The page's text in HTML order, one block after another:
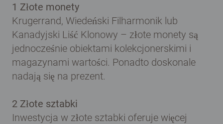
1 Złote monety
Krugerrand, Wiedeński Filharmonik lub
Kanadyjski Liść Klonowy – złote monety są
jednocześnie obiektami kolekcjonerskimi i
magazynami wartości. Ponadto doskonale
nadają się na prezent.
2 Złote sztabki
Inwestycja w złote sztabki oferuje więcej